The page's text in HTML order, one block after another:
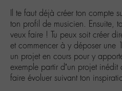
Il te faut déjà créer ton compte
ton profil de musicien. Ensuite,
veux faire ! Tu peux soit créer
et commencer à y déposer une
un projet en cours pour y
exemple partir d’un projet
faire évoluer suivant ton